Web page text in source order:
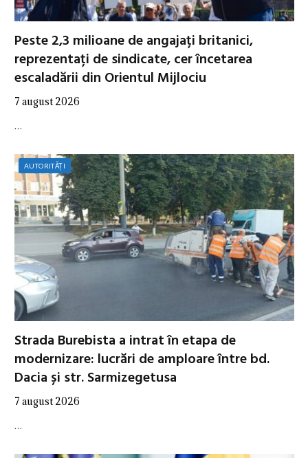
Peste 2,3 milioane de angajați britanici,
reprezentați de sindicate, cer încetarea
escaladării din Orientul Mijlociu
7 august 2026
…
AUTORITĂȚI
Strada Burebista a intrat în etapa de
modernizare: lucrări de amploare între bd.
Dacia și str. Sarmizegetusa
7 august 2026
…